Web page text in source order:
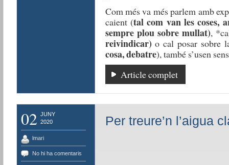
Com més va més parlem amb
caient (tal com van les coses,
sempre plou sobre mullat),
reivindicar) o cal posar sobre
cosa, debatre), també s’usen
Article complet
02 JUNY
2020
lmari
No hi ha comentaris
Per treure’n l’aigua